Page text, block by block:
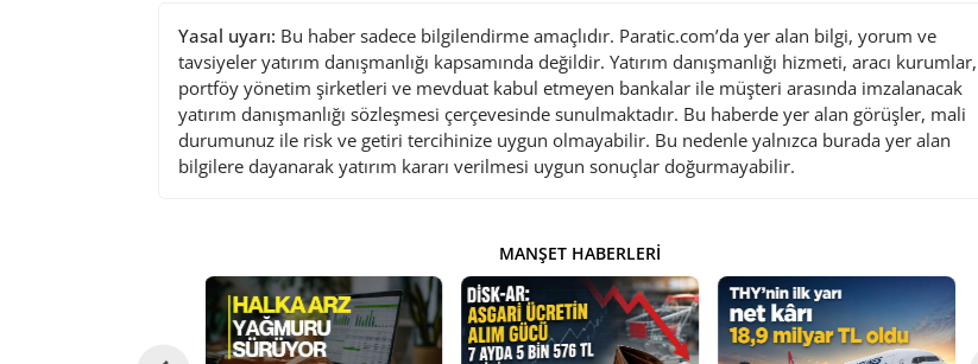
Yasal uyarı: Bu haber sadece bilgilendirme amaçlıdır. Paratic.com’da yer alan bilgi, yorum ve
tavsiyeler yatırım danışmanlığı kapsamında değildir. Yatırım danışmanlığı hizmeti, aracı kurumlar,
portföy yönetim şirketleri ve mevduat kabul etmeyen bankalar ile müşteri arasında imzalanacak
yatırım danışmanlığı sözleşmesi çerçevesinde sunulmaktadır. Bu haberde yer alan görüşler, mali
durumunuz ile risk ve getiri tercihinize uygun olmayabilir. Bu nedenle yalnızca burada yer alan
bilgilere dayanarak yatırım kararı verilmesi uygun sonuçlar doğurmayabilir.
MANŞET HABERLERI